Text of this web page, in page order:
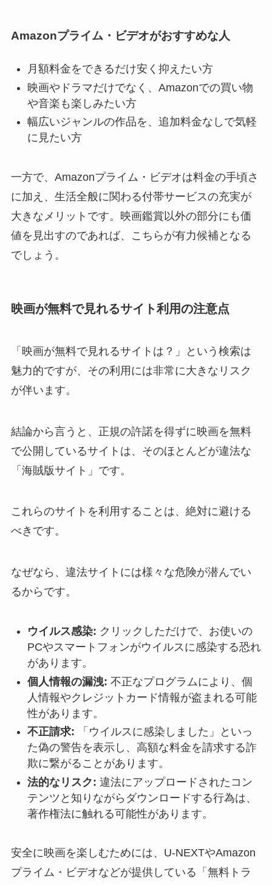
Amazonプライム・ビデオがおすすめな人
月額料金をできるだけ安く抑えたい方
映画やドラマだけでなく、Amazonでの買い物
や音楽も楽しみたい方
幅広いジャンルの作品を、追加料金なしで気軽
に見たい方
一方で、Amazonプライム・ビデオは料金の手頃さ
に加え、生活全般に関わる付帯サービスの充実が
大きなメリットです。映画鑑賞以外の部分にも価
値を見出すのであれば、こちらが有力候補となる
でしょう。
映画が無料で見れるサイト利用の注意点
「映画が無料で見れるサイトは？」という検索は
魅力的ですが、その利用には非常に大きなリスク
が伴います。
結論から言うと、正規の許諾を得ずに映画を無料
で公開しているサイトは、そのほとんどが違法な
「海賊版サイト」です。
これらのサイトを利用することは、絶対に避ける
べきです。
なぜなら、違法サイトには様々な危険が潜んでい
るからです。
ウイルス感染: クリックしただけで、お使いの
PCやスマートフォンがウイルスに感染する恐れ
があります。
個人情報の漏洩: 不正なプログラムにより、個
人情報やクレジットカード情報が盗まれる可能
性があります。
不正請求: 「ウイルスに感染しました」といっ
た偽の警告を表示し、高額な料金を請求する詐
欺に繋がることがあります。
法的なリスク: 違法にアップロードされたコン
テンツと知りながらダウンロードする行為は、
著作権法に触れる可能性があります。
安全に映画を楽しむためには、U-NEXTやAmazon
プライム・ビデオなどが提供している「無料トラ